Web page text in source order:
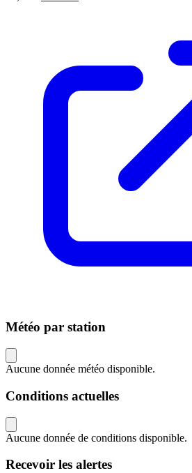
Météo par station
Aucune donnée météo disponible.
Conditions actuelles
Aucune donnée de conditions disponible.
Recevoir les alertes